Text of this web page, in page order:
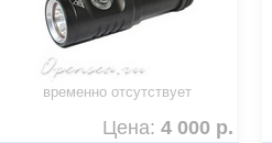
временно отсутствует
Цена: 4 000 р.